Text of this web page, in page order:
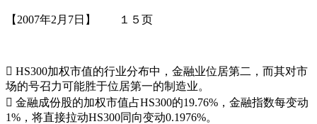
【2007年2月7日】 １５页
􀁺 HS300加权市值的行业分布中，金融业位居第二，而其对市
场的号召力可能胜于位居第一的制造业。
􀁺 金融成份股的加权市值占HS300的19.76%，金融指数每变动
1%，将直接拉动HS300同向变动0.1976%。